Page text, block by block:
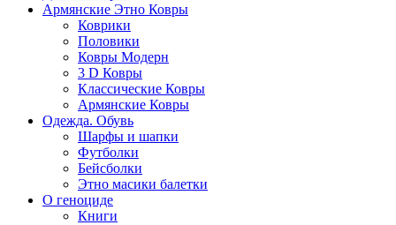
Армянские Этно Ковры
Коврики
Половики
Ковры Модерн
3 D Ковры
Классические Ковры
Армянские Ковры
Одежда. Обувь
Шарфы и шапки
Футболки
Бейсболки
Этно масики балетки
О геноциде
Книги